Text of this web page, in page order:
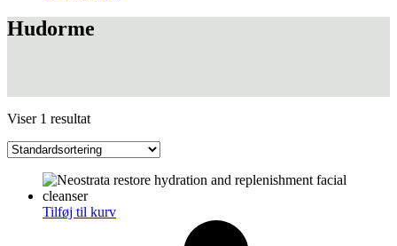
Hudorme
Viser 1 resultat
Tilføj til kurv